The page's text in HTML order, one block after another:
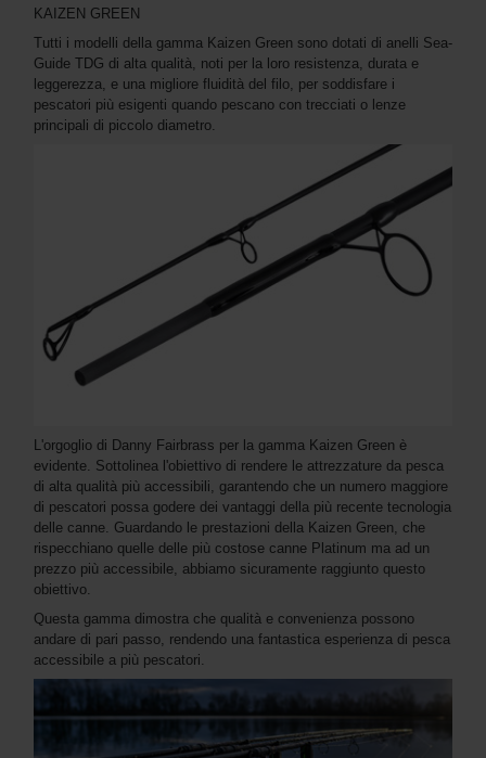
KAIZEN GREEN
Tutti i modelli della gamma Kaizen Green sono dotati di anelli Sea-
Guide TDG di alta qualità, noti per la loro resistenza, durata e
leggerezza, e una migliore fluidità del filo, per soddisfare i
pescatori più esigenti quando pescano con trecciati o lenze
principali di piccolo diametro.
L'orgoglio di Danny Fairbrass per la gamma Kaizen Green è
evidente. Sottolinea l'obiettivo di rendere le attrezzature da pesca
di alta qualità più accessibili, garantendo che un numero maggiore
di pescatori possa godere dei vantaggi della più recente tecnologia
delle canne. Guardando le prestazioni della Kaizen Green, che
rispecchiano quelle delle più costose canne Platinum ma ad un
prezzo più accessibile, abbiamo sicuramente raggiunto questo
obiettivo.
Questa gamma dimostra che qualità e convenienza possono
andare di pari passo, rendendo una fantastica esperienza di pesca
accessibile a più pescatori.